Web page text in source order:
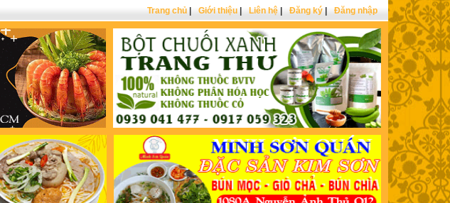
Trang chủ Giới thiệu Liên hệ Đăng ký Đăng nhập